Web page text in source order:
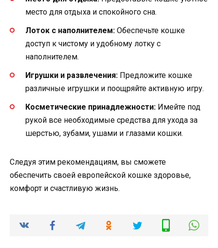
место для отдыха и спокойного сна.
Лоток с наполнителем: Обеспечьте кошке
доступ к чистому и удобному лотку с
наполнителем.
Игрушки и развлечения: Предложите кошке
различные игрушки и поощряйте активную игру.
Косметические принадлежности: Имейте под
рукой все необходимые средства для ухода за
шерстью, зубами, ушами и глазами кошки.
Следуя этим рекомендациям, вы сможете
обеспечить своей европейской кошке здоровье,
комфорт и счастливую жизнь.